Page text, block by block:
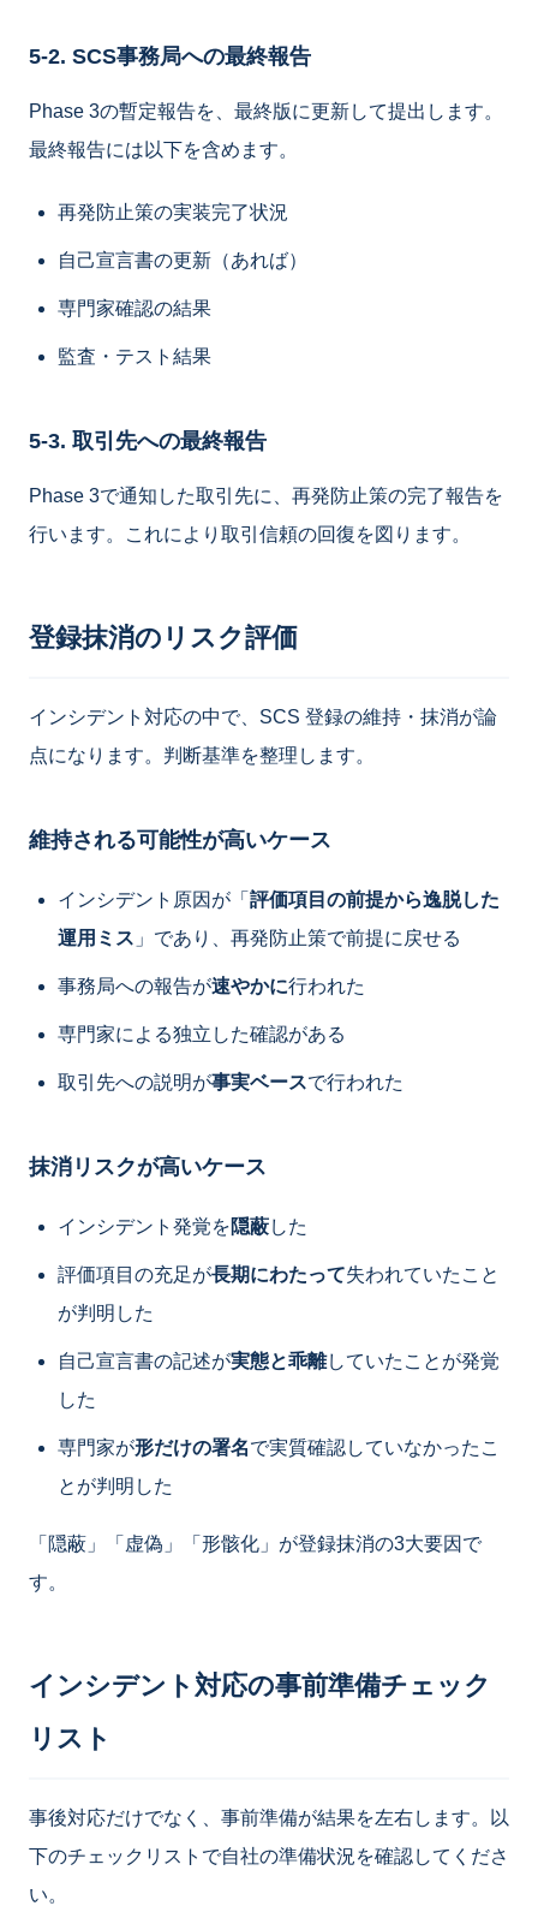
5-2. SCS事務局への最終報告
Phase 3の暫定報告を、最終版に更新して提出します。
最終報告には以下を含めます。
再発防止策の実装完了状況
自己宣言書の更新（あれば）
専門家確認の結果
監査・テスト結果
5-3. 取引先への最終報告
Phase 3で通知した取引先に、再発防止策の完了報告を
行います。これにより取引信頼の回復を図ります。
登録抹消のリスク評価
インシデント対応の中で、SCS 登録の維持・抹消が論
点になります。判断基準を整理します。
維持される可能性が高いケース
インシデント原因が「 評価項目の前提から逸脱した
運用ミス 」であり、再発防止策で前提に戻せる
事務局への報告が速やかに行われた
専門家による独立した確認がある
取引先への説明が事実ベースで行われた
抹消リスクが高いケース
インシデント発覚を隠蔽した
評価項目の充足が長期にわたって失われていたこと
が判明した
自己宣言書の記述が実態と乖離していたことが発覚
した
専門家が形だけの署名で実質確認していなかったこ
とが判明した
「隠蔽」「虚偽」「形骸化」が登録抹消の3大要因で
す。
インシデント対応の事前準備チェック
リスト
事後対応だけでなく、事前準備が結果を左右します。以
下のチェックリストで自社の準備状況を確認してくださ
い。